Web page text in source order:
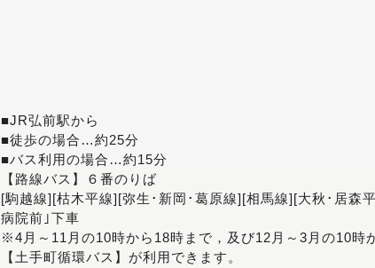
■JR弘前駅から
■徒歩の場合…約25分
■バス利用の場合…約15分
【路線バス】６番のりば
[駒越線][枯木平線][弥生･新岡･葛原線][相馬線][大秋･居森
病院前｣下車
※4月～11月の10時から18時まで，及び12月～3月の10時
【土手町循環バス】が利用できます。